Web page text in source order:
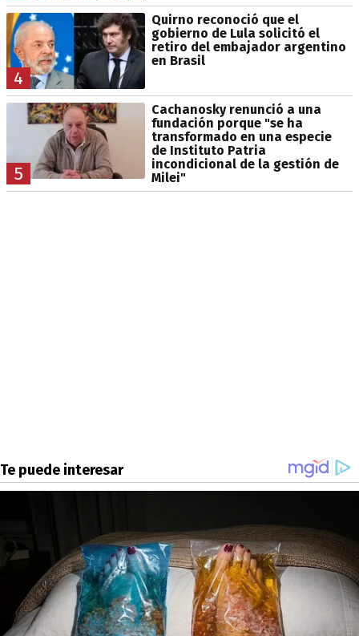
4
Quirno reconoció que el
gobierno de Lula solicitó el
retiro del embajador argentino
en Brasil
5
Cachanosky renunció a una
fundación porque "se ha
transformado en una especie
de Instituto Patria
incondicional de la gestión de
Milei"